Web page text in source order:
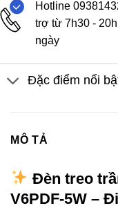
Hotline
trợ từ 7h30 -
ngày
Đặc điểm nổi
MÔ TẢ
Đèn treo
V6PDF-5W –